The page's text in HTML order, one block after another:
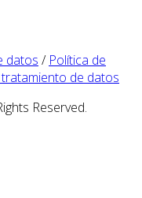
datos / Política de
de datos
Reserved.